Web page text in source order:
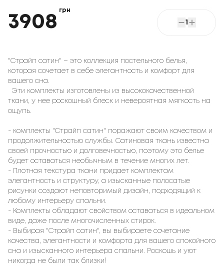
3908
грн
1
"Страйп сатин" – это коллекция постельного белья,
которая сочетает в себе элегантность и комфорт для
вашего сна.
Эти комплекты изготовлены из высококачественной
ткани, у нее роскошный блеск и невероятная мягкость на
ощупь.
- комплекты "Страйп сатин" поражают своим качеством и
продолжительностью службы. Сатиновая ткань известна
своей прочностью и долговечностью, поэтому это белье
будет оставаться необычным в течение многих лет.
- Плотная текстура ткани придает комплектам
элегантность и структуру, а изысканные полосатые
рисунки создают неповторимый дизайн, подходящий к
любому интерьеру спальни.
- Комплекты обладают свойством оставаться в идеальном
виде, даже после многочисленных стирок.
- Выбирая "Страйп сатин", вы выбираете сочетание
качества, элегантности и комфорта для вашего спокойного
сна и изысканного интерьера спальни. Роскошь и уют
никогда не были так близки!